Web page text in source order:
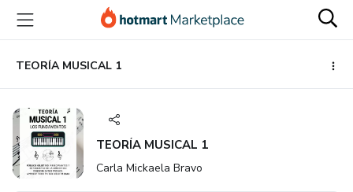
principal
página
de
página
TEORÍA MUSICAL 1
TEORÍA MUSICAL 1
Carla Mickaela Bravo